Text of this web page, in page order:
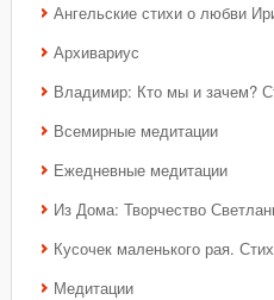
Ангельские стихи о любви
Архивариус
Владимир: Кто мы и зачем?
Всемирные медитации
Ежедневные медитации
Из Дома: Творчество
Кусочек маленького рая.
Медитации